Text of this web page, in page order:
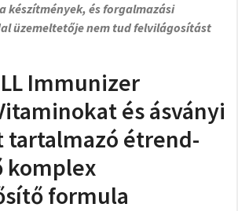
készítmények, és forgalmazási
üzemeltetője nem tud felvilágosítást
Immunizer
és ásványi
tartalmazó étrend-
komplex
formula